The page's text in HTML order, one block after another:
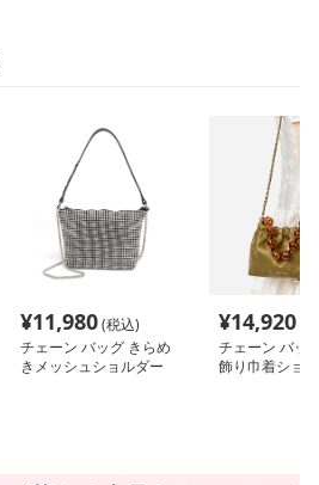
¥11,980(税込)
チェーン バッグ きらめ
きメッシュショルダー
¥14,920
チェーン バッ
飾り巾着ショ